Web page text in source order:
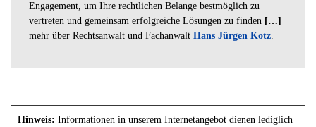
Engagement, um Ihre rechtlichen Belange bestmöglich zu
vertreten und gemeinsam erfolgreiche Lösungen zu finden […]
mehr über Rechtsanwalt und Fachanwalt Hans Jürgen Kotz.
Hinweis: Informationen in unserem Internetangebot dienen lediglich